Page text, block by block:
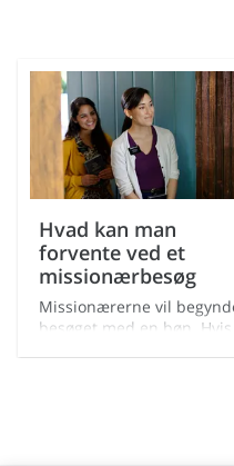
Hvad kan man
forvente ved et
missionærbesøg
Missionærerne vil
besøget med en bøn. Hvis